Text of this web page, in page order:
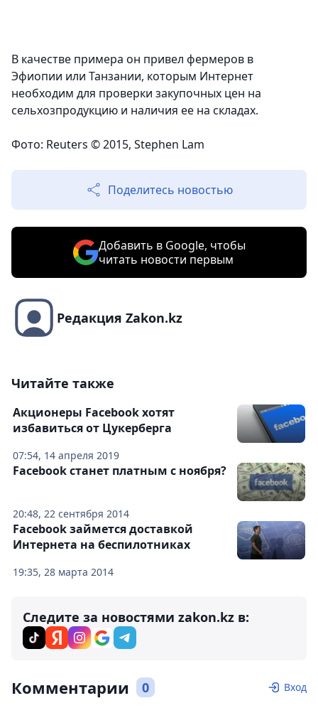
В качестве примера он привел фермеров в
Эфиопии или Танзании, которым Интернет
необходим для проверки закупочных цен на
сельхозпродукцию и наличия ее на складах.
Фото: Reuters © 2015, Stephen Lam
Поделитесь новостью
Добавить в Google, чтобы
читать новости первым
Редакция Zakon.kz
Читайте также
07:54, 14 апреля 2019
Акционеры Facebook хотят
избавиться от Цукерберга
20:48, 22 сентября 2014
Facebook станет платным с ноября?
19:35, 28 марта 2014
Facebook займется доставкой
Интернета на беспилотниках
Следите за новостями zakon.kz в:
Комментарии 0 Вход